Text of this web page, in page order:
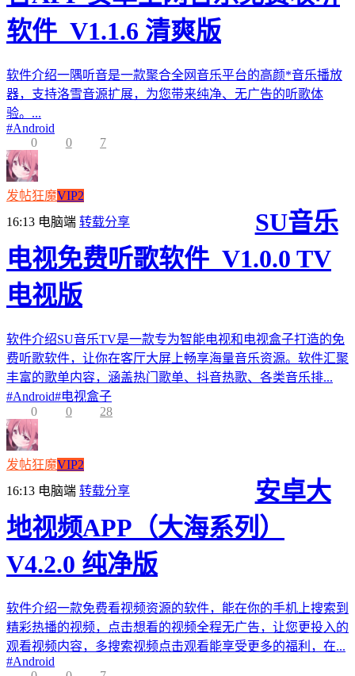
软件_V1.1.6 清爽版
软件介绍一隅听音是一款聚合全网音乐平台的高颜*音乐播放
器，支持洛雪音源扩展，为您带来纯净、无广告的听歌体
验。...
#Android
0
0 7
发帖狂魔VIP2
16:13 电脑端 转载分享
SU音乐
电视免费听歌软件_V1.0.0 TV
电视版
软件介绍SU音乐TV是一款专为智能电视和电视盒子打造的免
费听歌软件，让你在客厅大屏上畅享海量音乐资源。软件汇聚
丰富的歌单内容，涵盖热门歌单、抖音热歌、各类音乐排...
#Android#电视盒子
0
0 28
发帖狂魔VIP2
16:13 电脑端 转载分享
安卓大
地视频APP（大海系列）
V4.2.0 纯净版
软件介绍一款免费看视频资源的软件，能在你的手机上搜索到
精彩热播的视频，点击想看的视频全程无广告，让您更投入的
观看视频内容，多搜索视频点击观看能享受更多的福利，在...
#Android